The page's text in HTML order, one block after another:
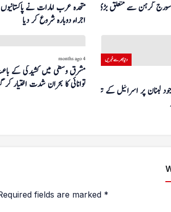
متحدہ عرب امارات نے پاکستانیوں
اجراء دوبارہ شروع کر دیا
گرہن سے متعلق بڑی
4 months ago
مشرق وسطیٰ میں کشیدگی کے باعث
توانائی کا بحران شدت اختیار کر
دنیا بھر سے خبریں
لبنان پر اسرائیل کے تباہ
fields are marked *